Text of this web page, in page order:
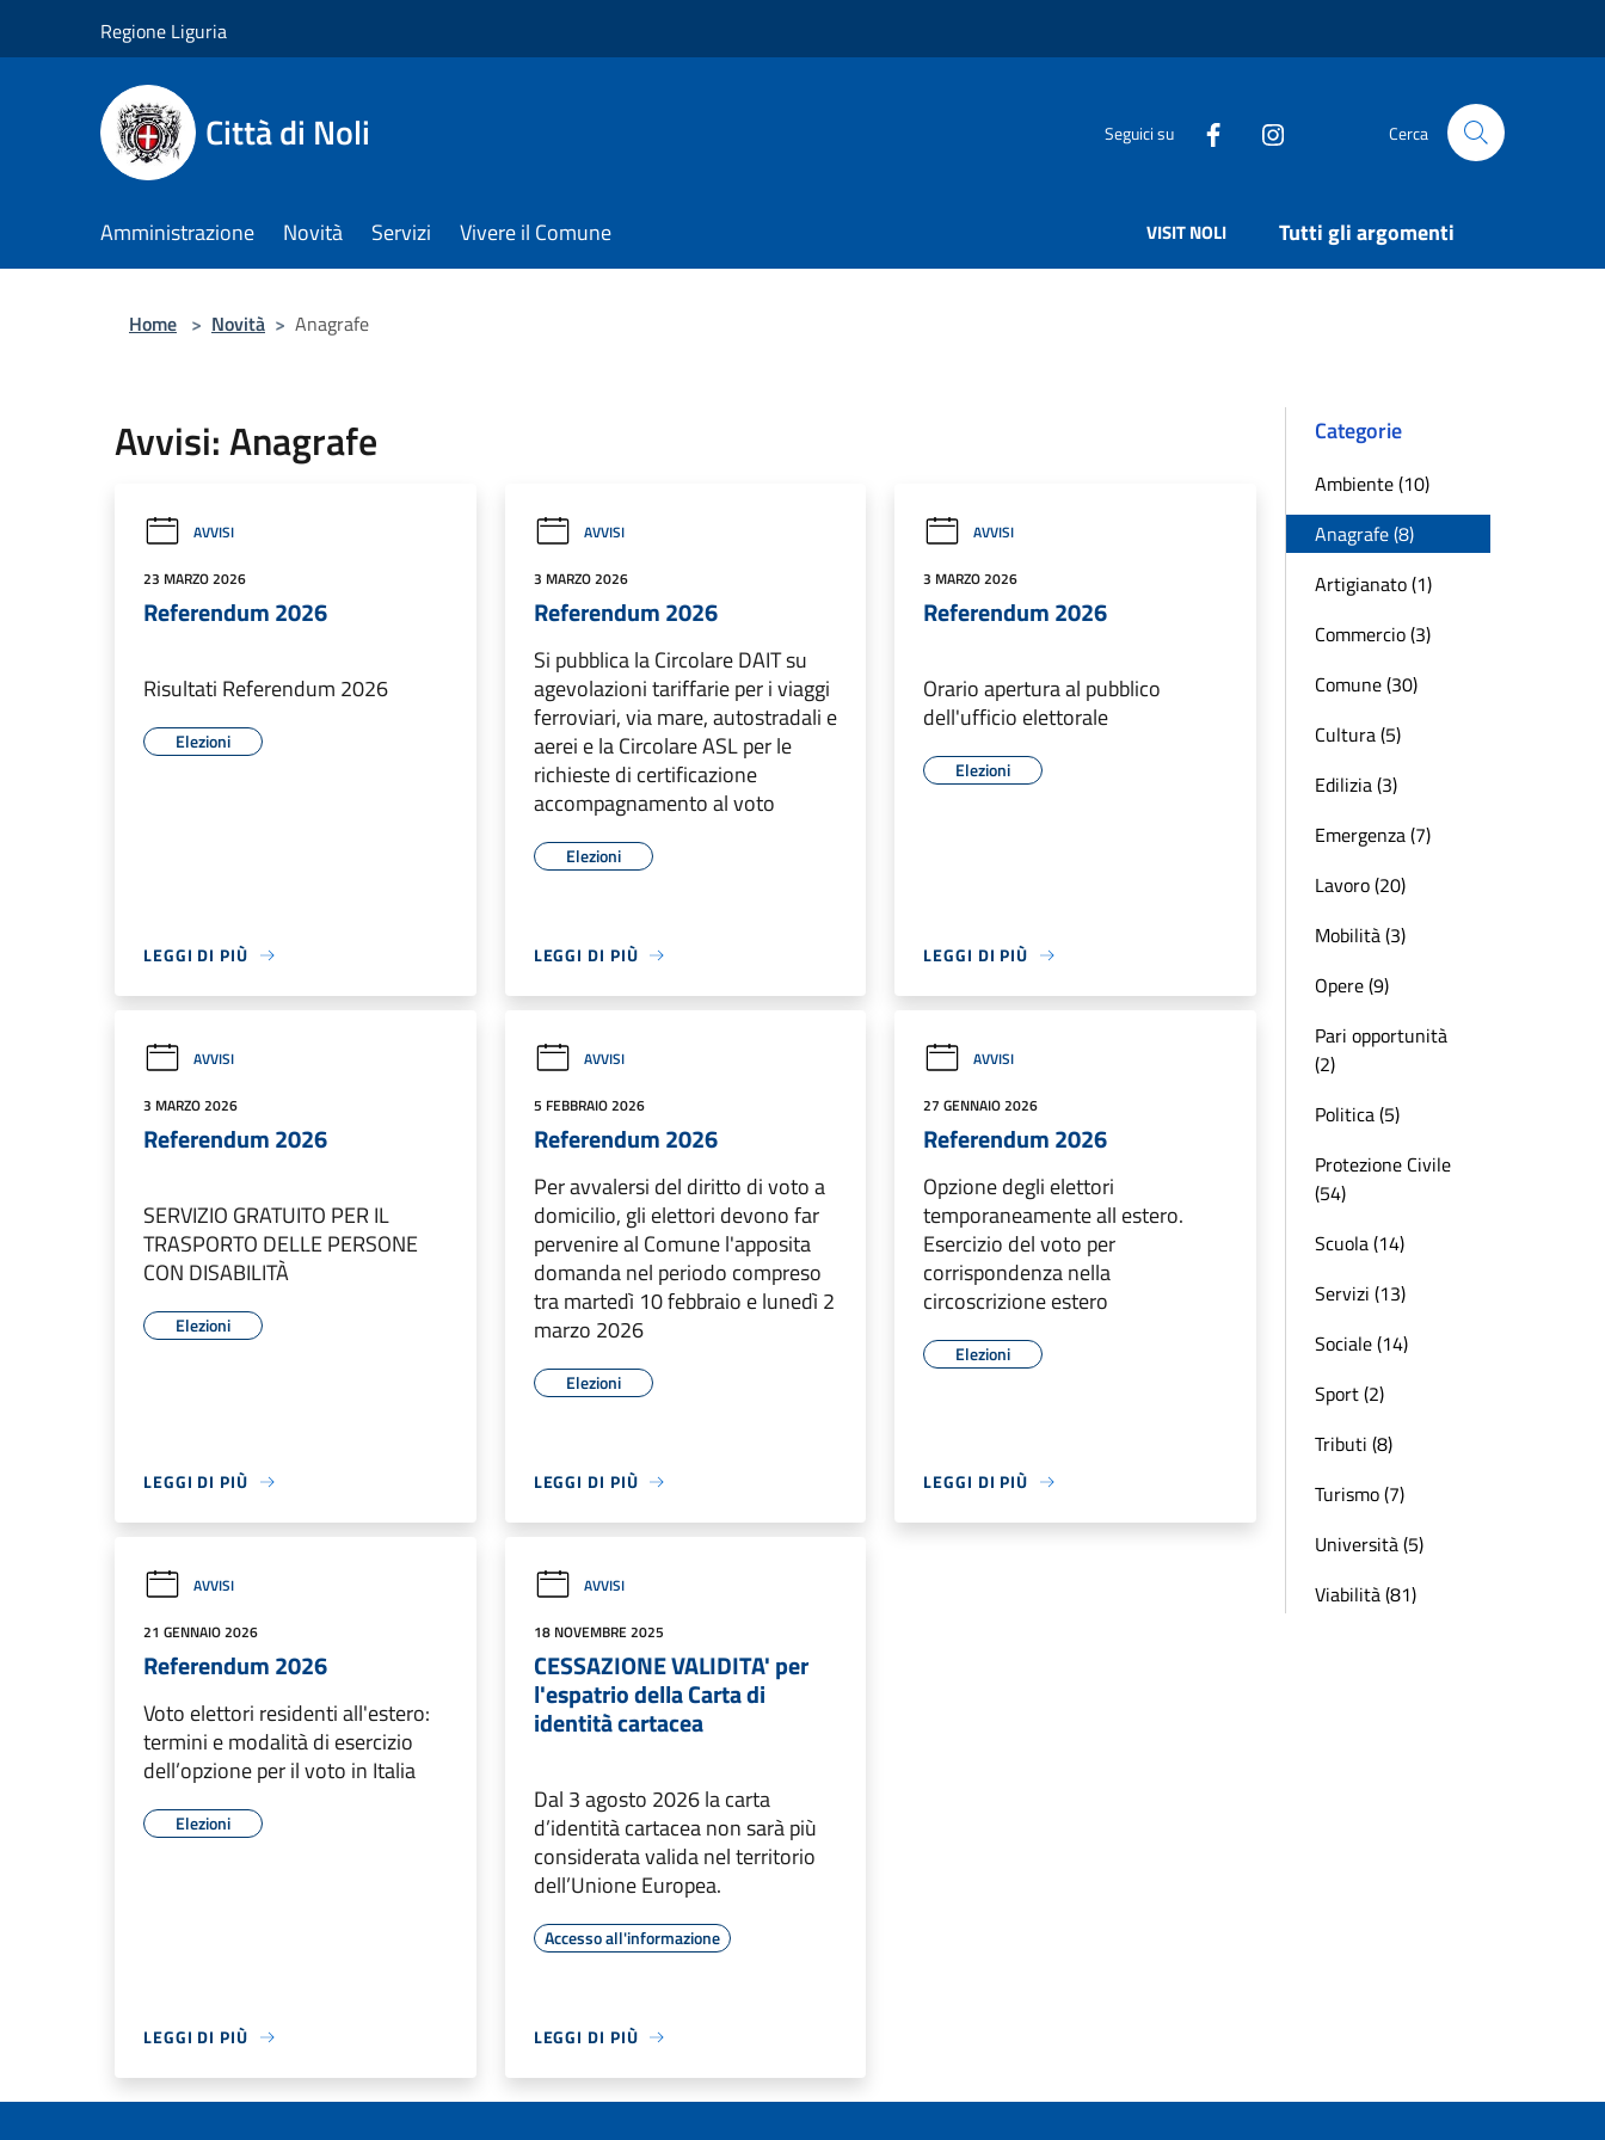
Regione Liguria
Città di Noli Seguici su Cerca
Amministrazione Novità Servizi Vivere il Comune VISIT NOLI Tutti gli argomenti
Home > Novità > Anagrafe
Avvisi: Anagrafe
AVVISI
23 MARZO 2026
Referendum 2026
Risultati Referendum 2026
Elezioni
LEGGI DI PIÙ
AVVISI
3 MARZO 2026
Referendum 2026
Si pubblica la Circolare DAIT su
agevolazioni tariffarie per i viaggi
ferroviari, via mare, autostradali e
aerei e la Circolare ASL per le
richieste di certificazione
accompagnamento al voto
Elezioni
LEGGI DI PIÙ
AVVISI
3 MARZO 2026
Referendum 2026
Orario apertura al pubblico
dell'ufficio elettorale
Elezioni
LEGGI DI PIÙ
AVVISI
3 MARZO 2026
Referendum 2026
SERVIZIO GRATUITO PER IL
TRASPORTO DELLE PERSONE
CON DISABILITÀ
Elezioni
LEGGI DI PIÙ
AVVISI
5 FEBBRAIO 2026
Referendum 2026
Per avvalersi del diritto di voto a
domicilio, gli elettori devono far
pervenire al Comune l'apposita
domanda nel periodo compreso
tra martedì 10 febbraio e lunedì 2
marzo 2026
Elezioni
LEGGI DI PIÙ
AVVISI
27 GENNAIO 2026
Referendum 2026
Opzione degli elettori
temporaneamente all estero.
Esercizio del voto per
corrispondenza nella
circoscrizione estero
Elezioni
LEGGI DI PIÙ
AVVISI
21 GENNAIO 2026
Referendum 2026
Voto elettori residenti all'estero:
termini e modalità di esercizio
dell’opzione per il voto in Italia
Elezioni
LEGGI DI PIÙ
AVVISI
18 NOVEMBRE 2025
CESSAZIONE VALIDITA' per
l'espatrio della Carta di
identità cartacea
Dal 3 agosto 2026 la carta
d’identità cartacea non sarà più
considerata valida nel territorio
dell’Unione Europea.
Accesso all'informazione
LEGGI DI PIÙ
Categorie
Ambiente (10)
Anagrafe (8)
Artigianato (1)
Commercio (3)
Comune (30)
Cultura (5)
Edilizia (3)
Emergenza (7)
Lavoro (20)
Mobilità (3)
Opere (9)
Pari opportunità
(2)
Politica (5)
Protezione Civile
(54)
Scuola (14)
Servizi (13)
Sociale (14)
Sport (2)
Tributi (8)
Turismo (7)
Università (5)
Viabilità (81)